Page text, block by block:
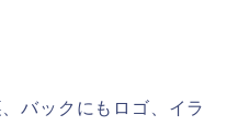
バックにもロゴ、イラ